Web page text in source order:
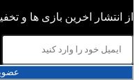
از انتشار اخرین بازی ها و